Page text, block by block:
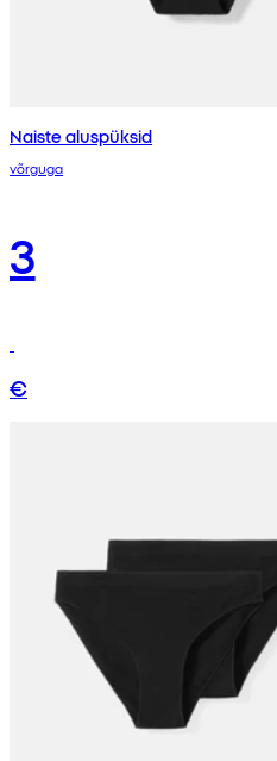
Naiste aluspüksid
võrguga
3
€